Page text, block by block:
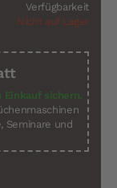
Verfügbarkeit
Nicht auf Lager
Einkauf sichern.
Seminare und